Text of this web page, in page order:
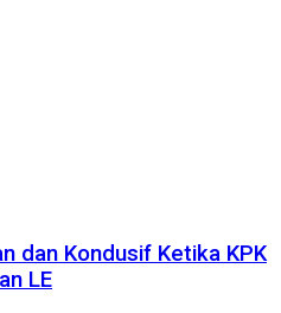
dan Kondusif Ketika KPK
LE